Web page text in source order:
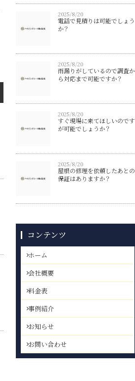
2025/8/20
電話で見積りは可能でしょう
か？
2025/8/20
雨漏りがしているので調査か
ら対応まで可能ですか？
2025/8/20
すぐ現場に来てほしいのです
が可能でしょうか？
2025/8/20
屋根の修理を依頼したあとの
保証はありますか？
コンテンツ
ホーム
会社概要
料金表
事例紹介
お知らせ
お問い合わせ